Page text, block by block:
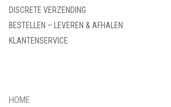
DISCRETE VERZENDING
BESTELLEN – LEVEREN & AFHALEN
KLANTENSERVICE
HOME